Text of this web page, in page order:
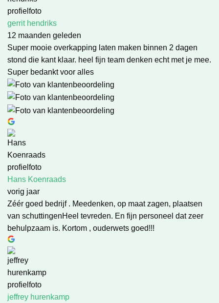
gerrit hendriks
12 maanden geleden
Super mooie overkapping laten maken binnen 2 dagen
stond die kant klaar. heel fijn team denken echt met je mee.
Super bedankt voor alles
Hans Koenraads
vorig jaar
Zéér goed bedrijf . Meedenken, op maat zagen, plaatsen
van schuttingenHeel tevreden. En fijn personeel dat zeer
behulpzaam is. Kortom , ouderwets goed!!!
jeffrey hurenkamp